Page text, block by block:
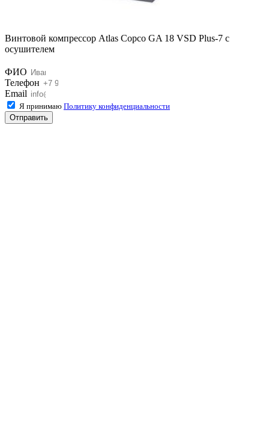
Винтовой компрессор Atlas Copco GA 18 VSD Plus-7 с
осушителем
ФИО
Телефон
Email
Я принимаю Политику конфиденциальности
Отправить